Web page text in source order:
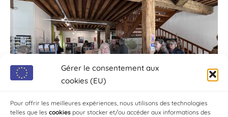
Gérer le consentement aux
cookies (EU)
Pour offrir les meilleures expériences, nous utilisons des technologies
telles que les cookies pour stocker et/ou accéder aux informations des